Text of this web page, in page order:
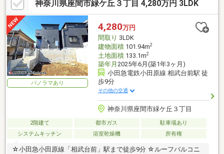
神奈川県座間市緑ケ丘３丁目 4,280万円 3LDK
パノラマあり
4,280万円
間取り 3LDK
建物面積101.94m2
土地面積133.1m2
築年月 2025年6月(築1年3ヶ月)
小田急電鉄小田原線 相武台前駅 徒
歩9分
その他の交通
神奈川県座間市緑ケ丘３丁目
2階建て 都市ガス
駐車場あり
システムキッチン
浴室乾燥機 所有権
☆小田急小田原線「相武台前」駅まで徒歩9分 ☆ルーフバルコニ